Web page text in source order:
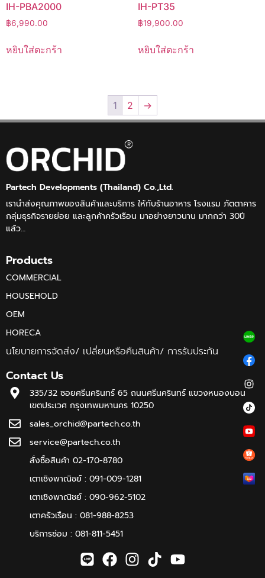
IH-PBA2000
฿6,990.00
หยิบใส่ตะกร้า
IH-PT35
฿19,900.00
หยิบใส่ตะกร้า
1 2 →
Partech Developments (Thailand) Co.,Ltd.
เรานำส่งคุณภาพของสินค้าและบริการ ให้กับร้านอาหาร โรงแรม ภัตตาคาร
กลุ่มธุรกิจรายย่อย และลูกค้าครัวเรือน มาอย่างยาวนาน มากกว่า 30ปี
แล้ว…
Products
COMMERCIAL
HOUSEHOLD
OEM
HORECA
นโยบายการจัดส่ง/ เปลี่ยนหรือคืนสินค้า/ การรับประกัน
Contact Us
335/32 ซอยศรีนครินทร์ 65 ถนนศรีนครินทร์ แขวงหนองบอน
เขตประเวศ กรุงเทพมหานคร 10250
sales_orchid@partech.co.th
service@partech.co.th
สั่งซื้อสินค้า 02-170-8780
เตาเชิงพาณิชย์ : 091-009-1281
เตาเชิงพาณิชย์ : 090-962-5102
เตาครัวเรือน : 081-988-8253
บริการซ่อม : 081-811-5451